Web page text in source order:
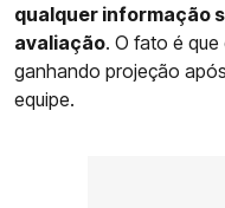
qualquer informação
avaliação. O fato é
ganhando projeção
equipe.